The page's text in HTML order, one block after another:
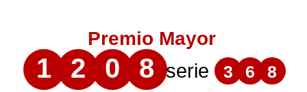
Premio Mayor
1 2 0 8 serie 3 6 8